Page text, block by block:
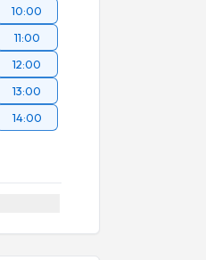
10:00
11:00
12:00
13:00
14:00